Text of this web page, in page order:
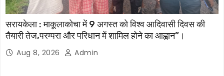
सरायकेला : माकूलाकोचा में 9 अगस्त को विश्व आदिवासी दिवस की
तैयारी तेज,परम्परा और परिधान में शामिल होने का आह्वान”।
Aug 8, 2026 Admin